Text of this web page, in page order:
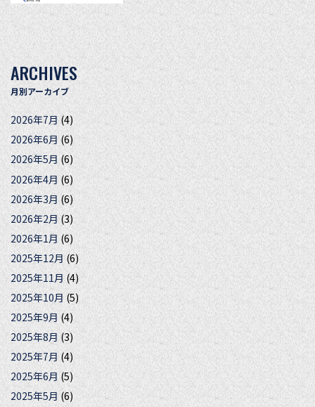
ARCHIVES
月別アーカイブ
2026年7月(4)
2026年6月(6)
2026年5月 (6)
2026年4月(6)
2026年3月 (6)
2026年2月(3)
2026年1月 (6)
2025年12月(6)
2025年11月 (4)
2025年10月 (5)
2025年9月 (4)
2025年8月(3)
2025年7月(4)
2025年6月 (5)
2025年5月(6)